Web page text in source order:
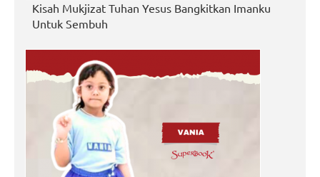
Kisah Mukjizat Tuhan Yesus Bangkitkan Imanku
Untuk Sembuh